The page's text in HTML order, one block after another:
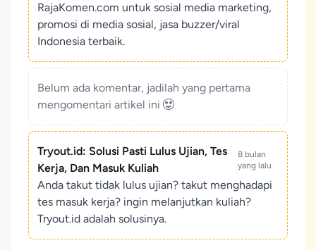
RajaKomen.com untuk sosial media marketing,
promosi di media sosial, jasa buzzer/viral
Indonesia terbaik.
Belum ada komentar, jadilah yang pertama
mengomentari artikel ini
Tryout.id: Solusi Pasti Lulus Ujian, Tes
Kerja, Dan Masuk Kuliah
8 bulan
yang lalu
Anda takut tidak lulus ujian? takut menghadapi
tes masuk kerja? ingin melanjutkan kuliah?
Tryout.id adalah solusinya.